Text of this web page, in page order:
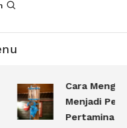
Cara
Menjadi
Pertamina